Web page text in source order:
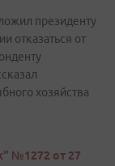
президенту
отказаться от
хозяйства
№1272 от 27